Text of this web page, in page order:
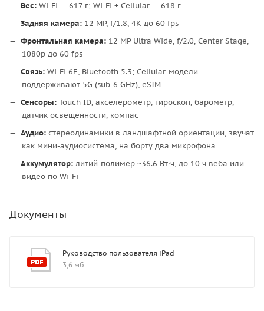
Вес: Wi-Fi — 617 г; Wi-Fi + Cellular — 618 г
Задняя камера: 12 MP, f/1.8, 4K до 60 fps
Фронтальная камера: 12 MP Ultra Wide, f/2.0, Center Stage,
1080p до 60 fps
Связь: Wi-Fi 6E, Bluetooth 5.3; Cellular-модели
поддерживают 5G (sub-6 GHz), eSIM
Сенсоры: Touch ID, акселерометр, гироскоп, барометр,
датчик освещённости, компас
Аудио: стереодинамики в ландшафтной ориентации, звучат
как мини-аудиосистема, на борту два микрофона
Аккумулятор: литий-полимер ~36.6 Вт·ч, до 10 ч веба или
видео по Wi-Fi
Документы
Руководство пользователя iPad
3,6 мб